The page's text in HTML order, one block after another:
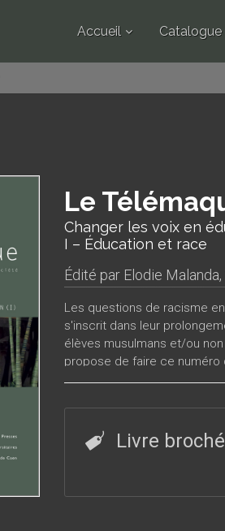
Accueil Catalogue
Le
Changer les voix en
I – Éducation et race
Édité par Elodie Malanda,
Les questions de racisme
s'inscrit dans leur
élèves musulmans et/ou
propose de faire ce numéro
Livre broché